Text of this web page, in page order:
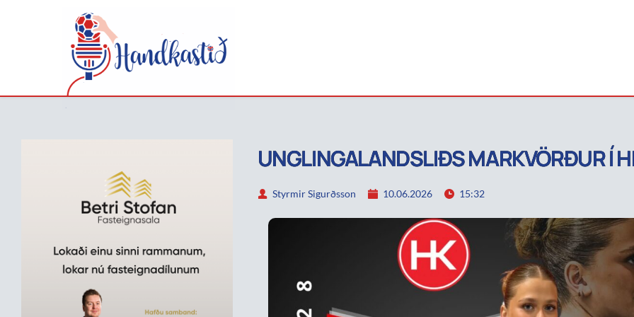
UNGLINGALANDSLIÐS MARKVÖRÐUR Í
Styrmir Sigurðsson 10.06.2026 15:32